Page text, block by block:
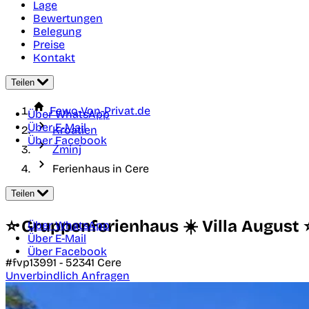
Lage
Bewertungen
Belegung
Preise
Kontakt
Teilen
Über WhatsApp
Über E-Mail
Über Facebook
Fewo-Von-Privat.de
Kroatien
Žminj
Ferienhaus in Cere
Teilen
Über WhatsApp
Über E-Mail
Über Facebook
⭐ Gruppenferienhaus ☀️ Villa August
#fvp13991 - 52341 Cere
Unverbindlich Anfragen